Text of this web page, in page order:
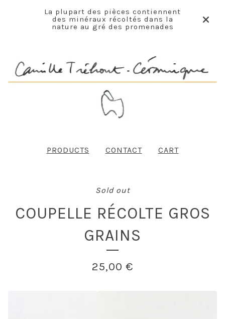
La plupart des pièces contiennent
des minéraux récoltés dans la
nature au gré des promenades
PRODUCTS CONTACT CART
Sold out
COUPELLE RÉCOLTE GROS
GRAINS
25,00 €